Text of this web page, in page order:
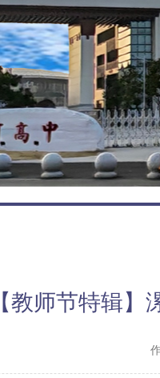
【教师节特辑